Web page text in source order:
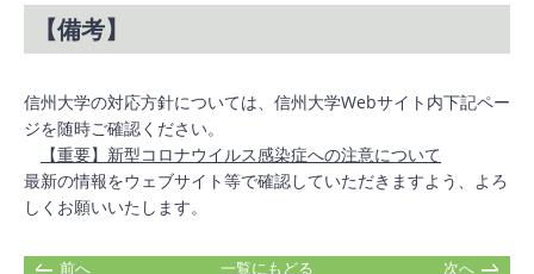
【備考】
信州大学の対応方針については、 信州大学Webサイト内下記ペー
ジを随時ご確認ください。
【重要】新型コロナウイルス感染症への注意について
最新の情報をウェブサイト等で確認していただきますよう、よろ
しくお願いいたします。
前へ 一覧にもどる 次へ